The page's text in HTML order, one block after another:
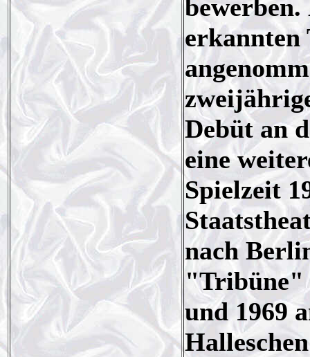
erkannten
Debüt an
eine
Spielzeit
nach
"Tribüne"
und 1969